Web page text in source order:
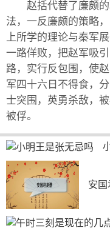
赵括代替了廉颇
法，一反廉颇的策略
上所学的理论与秦军
一路佯败，把赵军吸
路，实行反包围，使
军四十六日不得食，
士突围，英勇杀敌，
被俘。
安国